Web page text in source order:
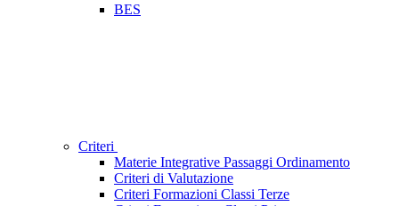
BES
Criteri
Materie Integrative Passaggi Ordinamento
Criteri di Valutazione
Criteri Formazioni Classi Terze